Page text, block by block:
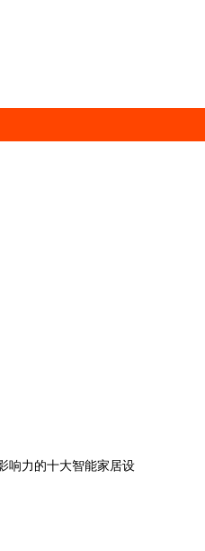
响力的十大智能家居设